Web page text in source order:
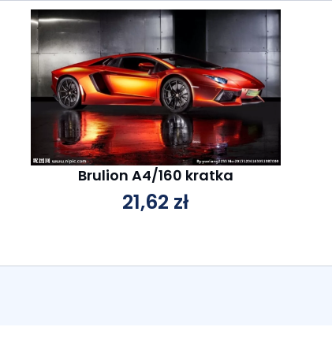
Brulion A4/160 kratka
21,62 zł